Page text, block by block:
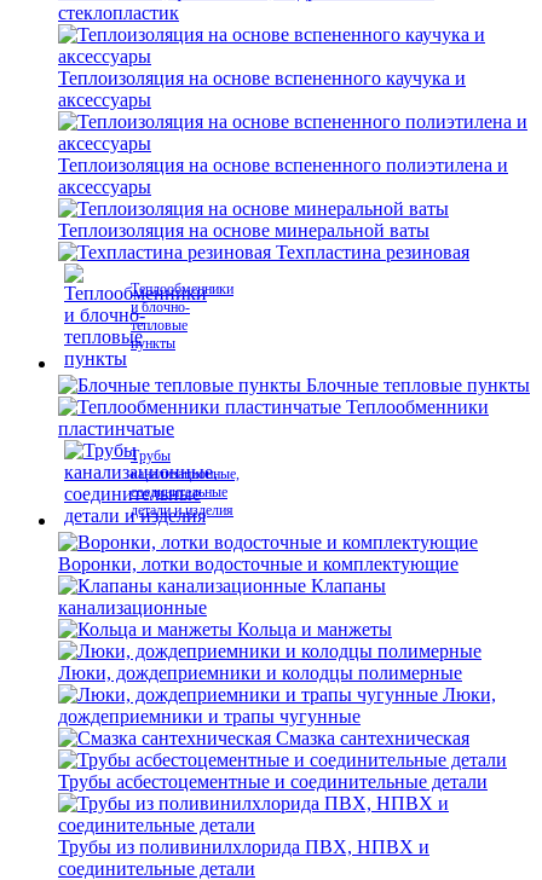
стеклопластик
Теплоизоляция на основе вспененного каучука и
аксессуары
Теплоизоляция на основе вспененного полиэтилена и
аксессуары
Теплоизоляция на основе минеральной ваты
Техпластина резиновая
Теплообменники
и блочно-
тепловые
пункты
Блочные тепловые пункты
Теплообменники
пластинчатые
Трубы
канализационные,
соединительные
детали и изделия
Воронки, лотки водосточные и комплектующие
Клапаны
канализационные
Кольца и манжеты
Люки, дождеприемники и колодцы полимерные
Люки,
дождеприемники и трапы чугунные
Смазка сантехническая
Трубы асбестоцементные и соединительные детали
Трубы из поливинилхлорида ПВХ, НПВХ и
соединительные детали